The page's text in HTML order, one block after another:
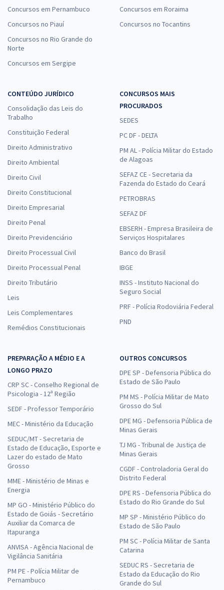
Concursos em Pernambuco
Concursos no Piauí
Concursos no Rio Grande do
Norte
Concursos em Sergipe
Concursos em Roraima
Concursos no Tocantins
CONTEÚDO JURÍDICO
Consolidação das Leis do
Trabalho
Constituição Federal
Direito Administrativo
Direito Ambiental
Direito Civil
Direito Constitucional
Direito Empresarial
Direito Penal
Direito Previdenciário
Direito Processual Civil
Direito Processual Penal
Direito Tributário
Leis
Leis Complementares
Remédios Constitucionais
CONCURSOS MAIS
PROCURADOS
SEDES
PC DF - DELTA
PM AL - Polícia Militar do Estado
de Alagoas
SEFAZ CE - Secretaria da
Fazenda do Estado do Ceará
PETROBRAS
SEFAZ DF
EBSERH - Empresa Brasileira de
Serviços Hospitalares
Banco do Brasil
IBGE
INSS - Instituto Nacional do
Seguro Social
PRF - Polícia Rodoviária Federal
PND
PREPARAÇÃO A MÉDIO E A
LONGO PRAZO
CRP SC - Conselho Regional de
Psicologia - 12ª Região
SEDF - Professor Temporário
MEC - Ministério da Educação
SEDUC/MT - Secretaria de
Estado de Educação, Esporte e
Lazer do estado de Mato
Grosso
MME - Ministério de Minas e
Energia
MP GO - Ministério Público do
Estado de Goiás - Secretário
Auxiliar da Comarca de
Itapuranga
ANVISA - Agência Nacional de
Vigilância Sanitária
PM PE - Polícia Militar de
Pernambuco
OUTROS CONCURSOS
DPE SP - Defensoria Pública do
Estado de São Paulo
PM MS - Polícia Militar de Mato
Grosso do Sul
DPE MG - Defensoria Pública de
Minas Gerais
TJ MG - Tribunal de Justiça de
Minas Gerais
CGDF - Controladoria Geral do
Distrito Federal
DPE RS - Defensoria Pública do
Estado do Rio Grande do Sul
MP SP - Ministério Público do
Estado de São Paulo
PM SC - Polícia Militar de Santa
Catarina
SEDUC RS - Secretaria de
Estado da Educação do Rio
Grande do Sul